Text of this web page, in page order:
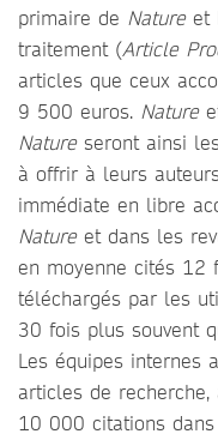
primaire de Natureet
traitement (Article
articles que ceux
9 500 euros. Nature
Natureseront ainsi
à offrir à leurs
immédiate en libre
Natureet dans les
en moyenne cités 12
téléchargés par les
30 fois plus souvent
Les équipes internes
articles de
10 000 citations